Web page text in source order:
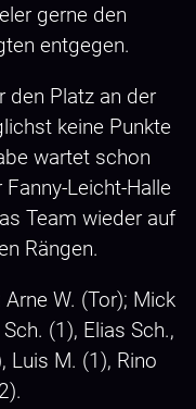
gerne den
entgegen.
den Platz an der
keine Punkte
wartet schon
Leicht-Halle
Team wieder auf
Rängen.
W. (Tor); Mick
(1), Elias Sch.,
Luis M. (1), Rino